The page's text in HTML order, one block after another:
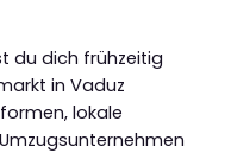
du dich frühzeitig
in Vaduz
lokale